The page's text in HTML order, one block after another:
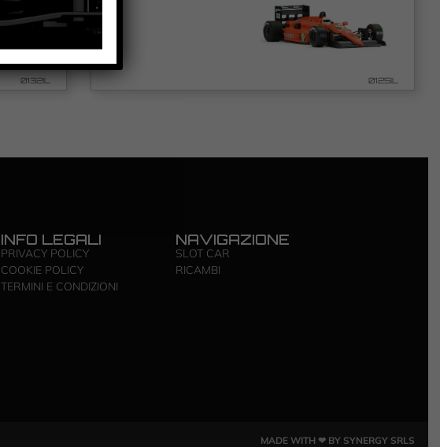
0132IL 0125IL
INFO LEGALI
PRIVACY POLICY
COOKIE POLICY
TERMINI E CONDIZIONI
NAVIGAZIONE
SLOT CAR
RICAMBI
MADE WITH ❤ BY SYNERGY SRLS